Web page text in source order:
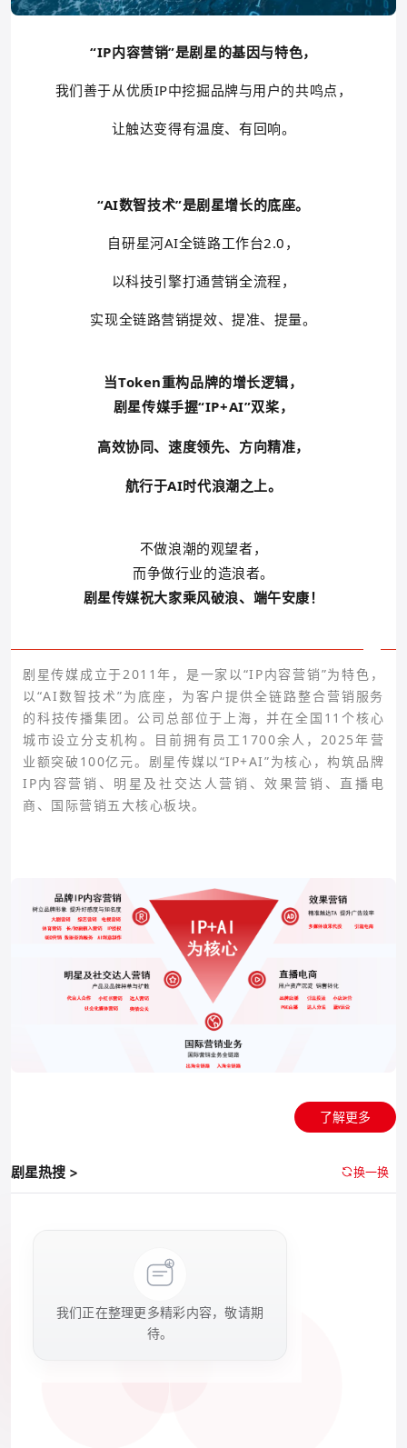
“IP内容营销”是剧星的基因与特色，
我们善于从优质IP中挖掘品牌与用户的共鸣点，
让触达变得有温度、有回响。
“AI数智技术”是剧星增长的底座。
自研星河AI全链路工作台2.0，
以科技引擎打通营销全流程，
实现全链路营销提效、提准、提量。
当Token重构品牌的增长逻辑，
剧星传媒手握“IP+AI”双桨，
高效协同、速度领先、方向精准，
航行于AI时代浪潮之上。
不做浪潮的观望者，
而争做行业的造浪者。
剧星传媒祝大家乘风破浪、端午安康！
剧星传媒成立于2011年，是一家以“IP内容营销”为特色，
以“AI数智技术”为底座，为客户提供全链路整合营销服务
的科技传播集团。公司总部位于上海，并在全国11个核心
城市设立分支机构。目前拥有员工1700余人，2025年营
业额突破100亿元。剧星传媒以“IP+AI”为核心，构筑品牌
IP内容营销、明星及社交达人营销、效果营销、直播电
商、国际营销五大核心板块。
了解更多
剧星热搜 > 换一换
我们正在整理更多精彩内容，敬请期
待。